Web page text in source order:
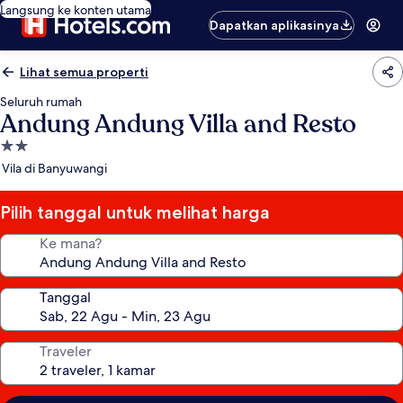
Langsung ke konten utama
Dapatkan aplikasinya
Lihat semua properti
Seluruh rumah
Andung Andung Villa and Resto
Properti
bintang
Vila di Banyuwangi
Pilih tanggal untuk melihat harga
Ke mana?
Tanggal
Traveler